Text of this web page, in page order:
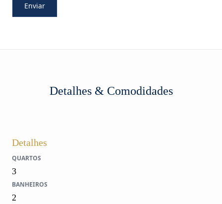
Enviar
Detalhes & Comodidades
Detalhes
QUARTOS
3
BANHEIROS
2